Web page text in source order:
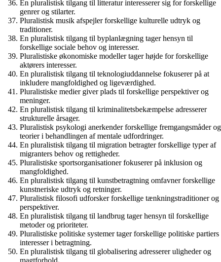
En pluralistisk tilgang til litteratur interesserer sig for forskellige
genrer og stilarter.
Pluralistisk musik afspejler forskellige kulturelle udtryk og
traditioner.
En pluralistisk tilgang til byplanlægning tager hensyn til
forskellige sociale behov og interesser.
Pluralistiske økonomiske modeller tager højde for forskellige
aktørers interesser.
En pluralistisk tilgang til teknologiuddannelse fokuserer på at
inkludere mangfoldighed og ligeværdighed.
Pluralistiske medier giver plads til forskellige perspektiver og
meninger.
En pluralistisk tilgang til kriminalitetsbekæmpelse adresserer
strukturelle årsager.
Pluralistisk psykologi anerkender forskellige fremgangsmåder og
teorier i behandlingen af ​​mentale udfordringer.
En pluralistisk tilgang til migration betragter forskellige typer af
migranters behov og rettigheder.
Pluralistiske sportsorganisationer fokuserer på inklusion og
mangfoldighed.
En pluralistisk tilgang til kunstbetragtning omfavner forskellige
kunstneriske udtryk og retninger.
Pluralistisk filosofi udforsker forskellige tænkningstraditioner og
perspektiver.
En pluralistisk tilgang til landbrug tager hensyn til forskellige
metoder og prioriteter.
Pluralistiske politiske systemer tager forskellige politiske partiers
interesser i betragtning.
En pluralistisk tilgang til globalisering adresserer uligheder og